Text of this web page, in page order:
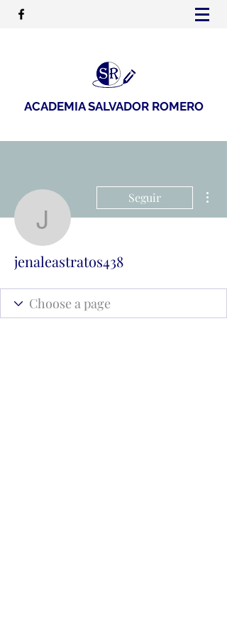
ACADEMIA SALVADOR ROMERO
Seguir
jenaleastratos438